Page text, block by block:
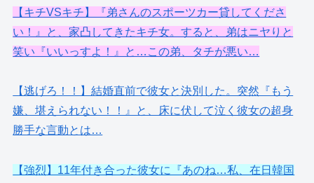
【キチVSキチ】『弟さんのスポーツカー貸してくださ
い！』と、家凸してきたキチ女。すると、弟はニヤりと
笑い『いいっすよ！』と…この弟、タチが悪い…
【逃げろ！！】結婚直前で彼女と決別した。突然『もう
嫌、堪えられない！！』と、床に伏して泣く彼女の超身
勝手な言動とは…
【強烈】11年付き合った彼女に『あのね…私、在日韓国